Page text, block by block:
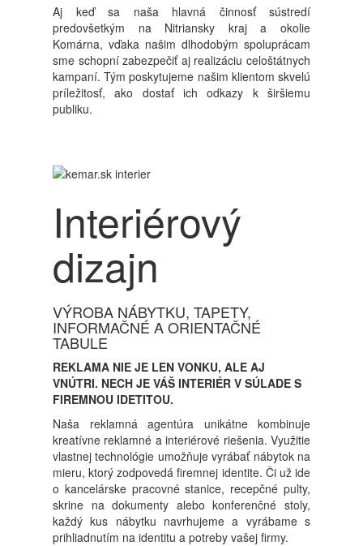
Aj keď sa naša hlavná činnosť sústredí
predovšetkým na Nitriansky kraj a okolie
Komárna, vďaka našim dlhodobým spoluprácam
sme schopní zabezpečiť aj realizáciu celoštátnych
kampaní. Tým poskytujeme našim klientom skvelú
príležitosť, ako dostať ich odkazy k širšiemu
publiku.
Interiérový
dizajn
VÝROBA NÁBYTKU, TAPETY,
INFORMAČNÉ A ORIENTAČNÉ
TABULE
REKLAMA NIE JE LEN VONKU, ALE AJ
VNÚTRI. NECH JE VÁŠ INTERIÉR V SÚLADE S
FIREMNOU IDETITOU.
Naša reklamná agentúra unikátne kombinuje
kreatívne reklamné a interiérové riešenia. Využitie
vlastnej technológie umožňuje vyrábať nábytok na
mieru, ktorý zodpovedá firemnej identite. Či už ide
o kancelárske pracovné stanice, recepčné pulty,
skrine na dokumenty alebo konferenčné stoly,
každý kus nábytku navrhujeme a vyrábame s
prihliadnutím na identitu a potreby vašej firmy.